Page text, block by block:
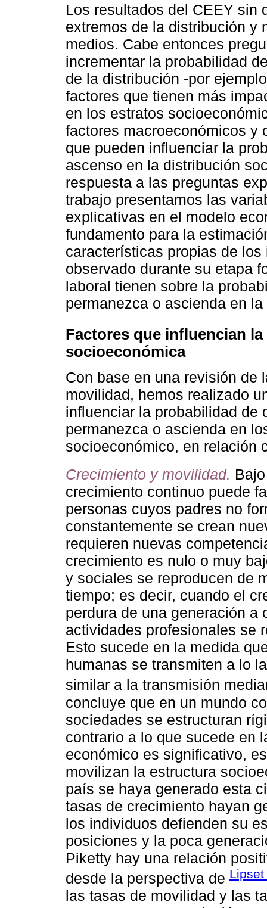
Los resultados del CEEY sin
extremos de la distribución y
medios. Cabe entonces
incrementar la probabilidad
de la distribución -por
factores que tienen más
en los estratos
factores macroeconómicos y
que pueden influenciar la
ascenso en la distribución
respuesta a las preguntas
trabajo presentamos las
explicativas en el modelo
fundamento para la
características propias de
observado durante su etapa
laboral tienen sobre la
permanezca o ascienda en
Factores que influencian
socioeconómica
Con base en una revisión de
movilidad, hemos realizado
influenciar la probabilidad de
permanezca o ascienda en
socioeconómico, en relación
Crecimiento y movilidad.
crecimiento continuo puede
personas cuyos padres no
constantemente se crean
requieren nuevas
crecimiento es nulo o muy
y sociales se reproducen de
tiempo; es decir, cuando el
perdura de una generación a
actividades profesionales se
Esto sucede en la medida
humanas se transmiten a lo
similar a la transmisión
concluye que en un mundo
sociedades se estructuran
contrario a lo que sucede en
económico es significativo,
movilizan la estructura
país se haya generado esta
tasas de crecimiento hayan
los individuos defienden su
posiciones y la poca
Piketty hay una relación
desde la perspectiva de
las tasas de movilidad y las